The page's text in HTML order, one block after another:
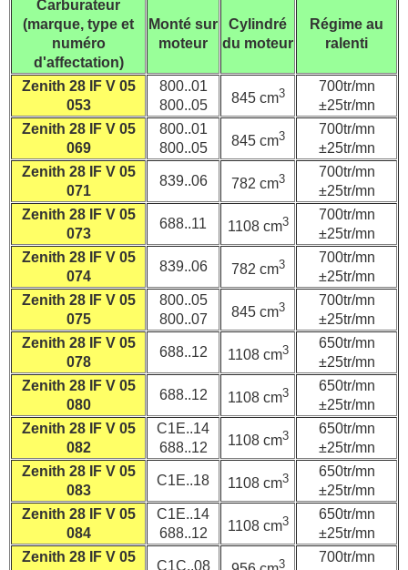
Carburateur
(marque, type et
numéro
d'affectation)
Monté sur
moteur
Cylindré
du moteur
Régime au
ralenti
Zenith 28 IF V 05
053
800..01
800..05
845 cm3
700tr/mn
±25tr/mn
Zenith 28 IF V 05
069
800..01
800..05
845 cm3
700tr/mn
±25tr/mn
Zenith 28 IF V 05
071
839..06 782 cm3
700tr/mn
±25tr/mn
Zenith 28 IF V 05
073
688..11 1108 cm3
700tr/mn
±25tr/mn
Zenith 28 IF V 05
074
839..06 782 cm3
700tr/mn
±25tr/mn
Zenith 28 IF V 05
075
800..05
800..07
845 cm3
700tr/mn
±25tr/mn
Zenith 28 IF V 05
078
688..12 1108 cm3
650tr/mn
±25tr/mn
Zenith 28 IF V 05
080
688..12 1108 cm3
650tr/mn
±25tr/mn
Zenith 28 IF V 05
082
C1E..14
688..12
1108 cm3
650tr/mn
±25tr/mn
Zenith 28 IF V 05
083
C1E..18 1108 cm3
650tr/mn
±25tr/mn
Zenith 28 IF V 05
084
C1E..14
688..12
1108 cm3
650tr/mn
±25tr/mn
Zenith 28 IF V 05
C1C..08 3
700tr/mn